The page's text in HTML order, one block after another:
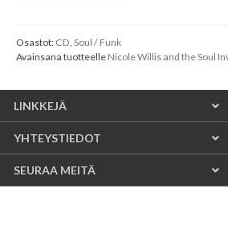
Soul
Investigators
Tortured
Soul
määrä
Osastot: CD, Soul / Funk
Avainsana tuotteelle Nicole Willis and the Soul
LINKKEJÄ
YHTEYSTIEDOT
SEURAA MEITÄ